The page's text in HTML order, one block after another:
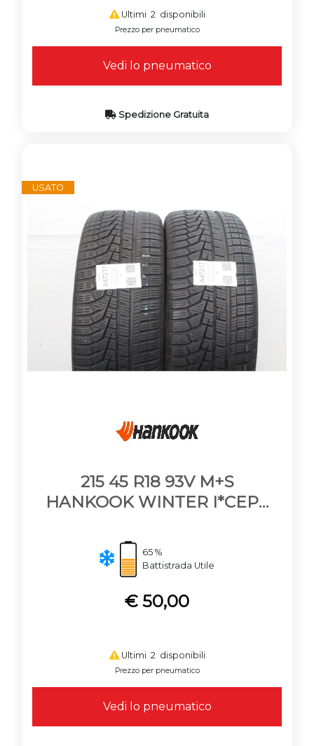
Ultimi 2 disponibili
Prezzo per pneumatico
Vedi lo pneumatico
Spedizione Gratuita
USATO
215 45 R18 93V M+S
HANKOOK WINTER I*CEPT
65 %
Battistrada Utile
€ 50,00
Ultimi 2 disponibili
Prezzo per pneumatico
Vedi lo pneumatico